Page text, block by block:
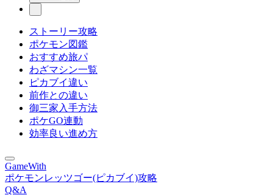
ストーリー攻略
ポケモン図鑑
おすすめ旅パ
わざマシン一覧
ピカブイ違い
前作との違い
御三家入手方法
ポケGO連動
効率良い進め方
GameWith
ポケモンレッツゴー(ピカブイ)攻略
Q&A